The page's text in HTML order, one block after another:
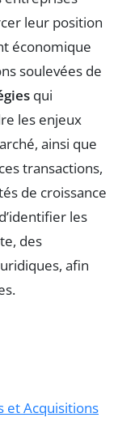
leur position
économique
soulevées de
qui
les enjeux
ainsi que
transactions,
de croissance
les
des
afin
et Acquisitions